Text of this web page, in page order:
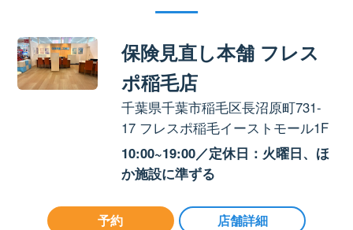
保険見直し本舗 フレス
ポ稲毛店
千葉県千葉市稲毛区長沼原町731-
17 フレスポ稲毛イーストモール1F
10:00~19:00／定休日：火曜日、ほ
か施設に準ずる
店舗詳細
予約